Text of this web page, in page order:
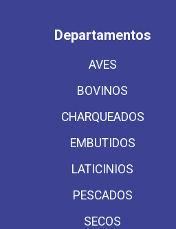
Departamentos
AVES
BOVINOS
CHARQUEADOS
EMBUTIDOS
LATICINIOS
PESCADOS
SECOS